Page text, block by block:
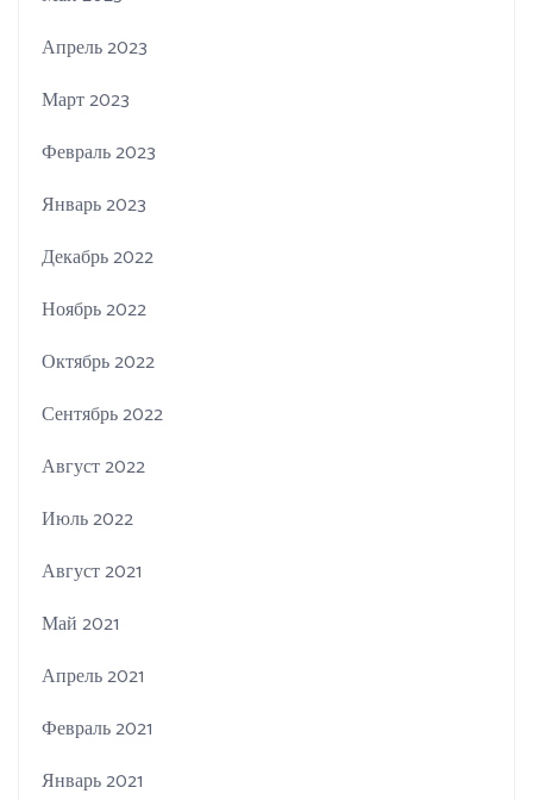
Апрель 2023
Март 2023
Февраль 2023
Январь 2023
Декабрь 2022
Ноябрь 2022
Октябрь 2022
Сентябрь 2022
Август 2022
Июль 2022
Август 2021
Май 2021
Апрель 2021
Февраль 2021
Январь 2021